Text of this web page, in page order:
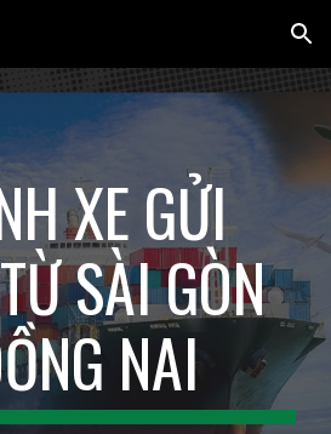
Skip to navigation
XE GỬI
SÀI GÒN
NAI